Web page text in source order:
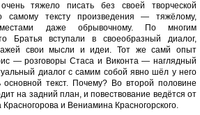
тяжело писать без своей творческой
тексту произведения — тяжёлому,
местами даже обрывочному. По многим
Братья вступали в своеобразный диалог,
свои мысли и идеи. Тот же самй опыт
— розговоры Стаса и Виконта — наглядный
диалог с самим собой явно шёл у него
текст. Почему? Во второй половине
на задний план, и повествование ведётся от
и Вениамина Красногорского.